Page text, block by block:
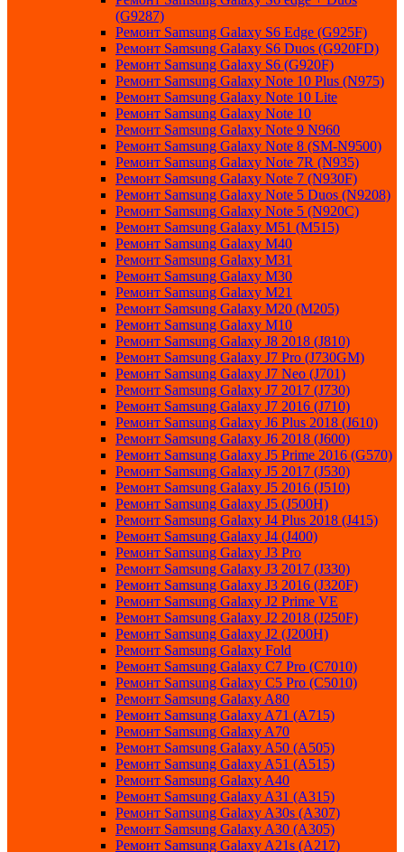
(G9287)
Ремонт Samsung Galaxy S6 Edge (G925F)
Ремонт Samsung Galaxy S6 Duos (G920FD)
Ремонт Samsung Galaxy S6 (G920F)
Ремонт Samsung Galaxy Note 10 Plus (N975)
Ремонт Samsung Galaxy Note 10 Lite
Ремонт Samsung Galaxy Note 10
Ремонт Samsung Galaxy Note 9 N960
Ремонт Samsung Galaxy Note 8 (SM-N9500)
Ремонт Samsung Galaxy Note 7R (N935)
Ремонт Samsung Galaxy Note 7 (N930F)
Ремонт Samsung Galaxy Note 5 Duos (N9208)
Ремонт Samsung Galaxy Note 5 (N920C)
Ремонт Samsung Galaxy M51 (M515)
Ремонт Samsung Galaxy M40
Ремонт Samsung Galaxy M31
Ремонт Samsung Galaxy M30
Ремонт Samsung Galaxy M21
Ремонт Samsung Galaxy M20 (M205)
Ремонт Samsung Galaxy M10
Ремонт Samsung Galaxy J8 2018 (J810)
Ремонт Samsung Galaxy J7 Pro (J730GM)
Ремонт Samsung Galaxy J7 Neo (J701)
Ремонт Samsung Galaxy J7 2017 (J730)
Ремонт Samsung Galaxy J7 2016 (J710)
Ремонт Samsung Galaxy J6 Plus 2018 (J610)
Ремонт Samsung Galaxy J6 2018 (J600)
Ремонт Samsung Galaxy J5 Prime 2016 (G570)
Ремонт Samsung Galaxy J5 2017 (J530)
Ремонт Samsung Galaxy J5 2016 (J510)
Ремонт Samsung Galaxy J5 (J500H)
Ремонт Samsung Galaxy J4 Plus 2018 (J415)
Ремонт Samsung Galaxy J4 (J400)
Ремонт Samsung Galaxy J3 Pro
Ремонт Samsung Galaxy J3 2017 (J330)
Ремонт Samsung Galaxy J3 2016 (J320F)
Ремонт Samsung Galaxy J2 Prime VE
Ремонт Samsung Galaxy J2 2018 (J250F)
Ремонт Samsung Galaxy J2 (J200H)
Ремонт Samsung Galaxy Fold
Ремонт Samsung Galaxy C7 Pro (C7010)
Ремонт Samsung Galaxy C5 Pro (C5010)
Ремонт Samsung Galaxy A80
Ремонт Samsung Galaxy A71 (A715)
Ремонт Samsung Galaxy A70
Ремонт Samsung Galaxy A50 (A505)
Ремонт Samsung Galaxy A51 (A515)
Ремонт Samsung Galaxy A40
Ремонт Samsung Galaxy A31 (A315)
Ремонт Samsung Galaxy A30s (A307)
Ремонт Samsung Galaxy A30 (A305)
Ремонт Samsung Galaxy A21s (A217)